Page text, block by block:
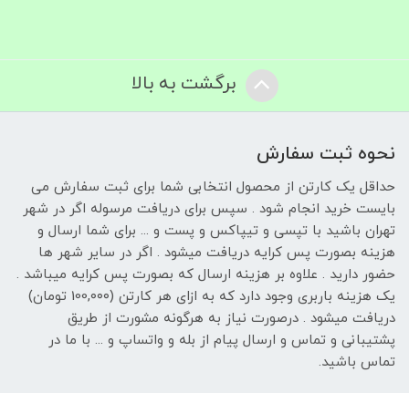
برگشت به بالا
نحوه ثبت سفارش
حداقل یک کارتن از محصول انتخابی شما برای ثبت سفارش می
بایست خرید انجام شود . سپس برای دریافت مرسوله اگر در شهر
تهران باشید با تپسی و تیپاکس و پست و ... برای شما ارسال و
هزینه بصورت پس کرایه دریافت میشود . اگر در سایر شهر ها
حضور دارید . علاوه بر هزینه ارسال که بصورت پس کرایه میباشد .
یک هزینه باربری وجود دارد که به ازای هر کارتن (100,۰۰۰ تومان)
دریافت میشود . درصورت نیاز به هرگونه مشورت از طریق
پشتیبانی و تماس و ارسال پیام از بله و واتساپ و ... با ما در
تماس باشید.